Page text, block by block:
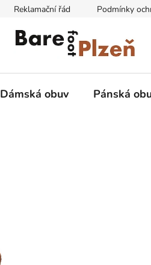
Reklamační řád Podmínky
Dámská obuv Pánská